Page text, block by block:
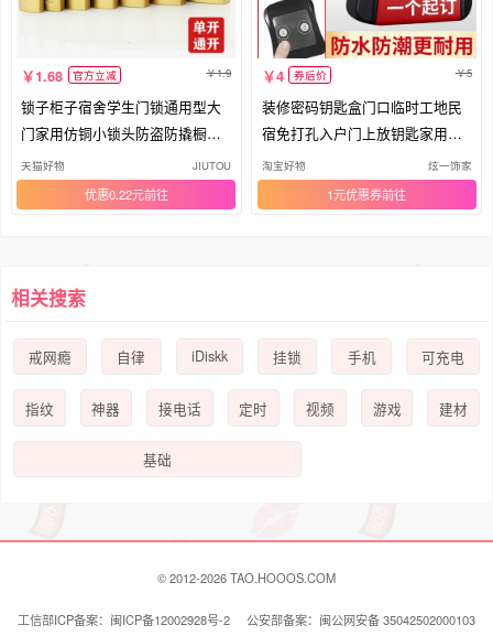
1.68 官方立减 1.9
锁子柜子宿舍学生门锁通用型大
门家用仿铜小锁头防盗防撬橱柜
挂锁
天猫好物 JIUTOU
优惠0.22元
4 券后价 5
装修密码钥匙盒门口临时工地民
宿免打孔入户门上放钥匙家用锁
盒子
淘宝好物 炫一饰家
1元优惠券
相关搜索
戒网瘾 自律 iDiskk 挂锁 手机 可充电
指纹 神器 接电话 定时 视频 游戏 建材
基础
© 2012-2026 TAO.HOOOS.COM
工信部ICP备案：闽ICP备12002928号-2 公安部备案：闽公网安备 35042502000103